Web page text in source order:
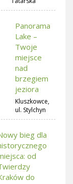
Panorama
Lake –
Twoje
miejsce
nad
brzegiem
jeziora
Kluszkowce,
ul. Stylchyn
bieg dla
od
do